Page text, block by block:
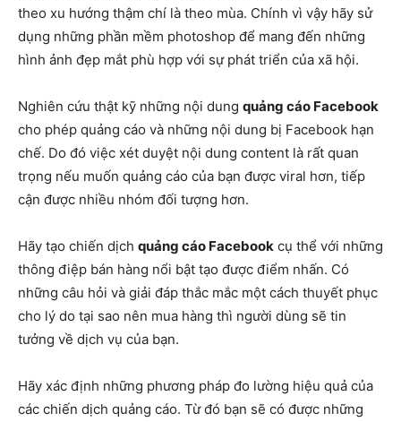
theo xu hướng thậm chí là theo mùa. Chính vì vậy hãy sử
dụng những phần mềm photoshop để mang đến những
hình ảnh đẹp mắt phù hợp với sự phát triển của xã hội.
Nghiên cứu thật kỹ những nội dung quảng cáo Facebook
cho phép quảng cáo và những nội dung bị Facebook hạn
chế. Do đó việc xét duyệt nội dung content là rất quan
trọng nếu muốn quảng cáo của bạn được viral hơn, tiếp
cận được nhiều nhóm đối tượng hơn.
Hãy tạo chiến dịch quảng cáo Facebook cụ thể với những
thông điệp bán hàng nổi bật tạo được điểm nhấn. Có
những câu hỏi và giải đáp thắc mắc một cách thuyết phục
cho lý do tại sao nên mua hàng thì người dùng sẽ tin
tưởng về dịch vụ của bạn.
Hãy xác định những phương pháp đo lường hiệu quả của
các chiến dịch quảng cáo. Từ đó bạn sẽ có được những